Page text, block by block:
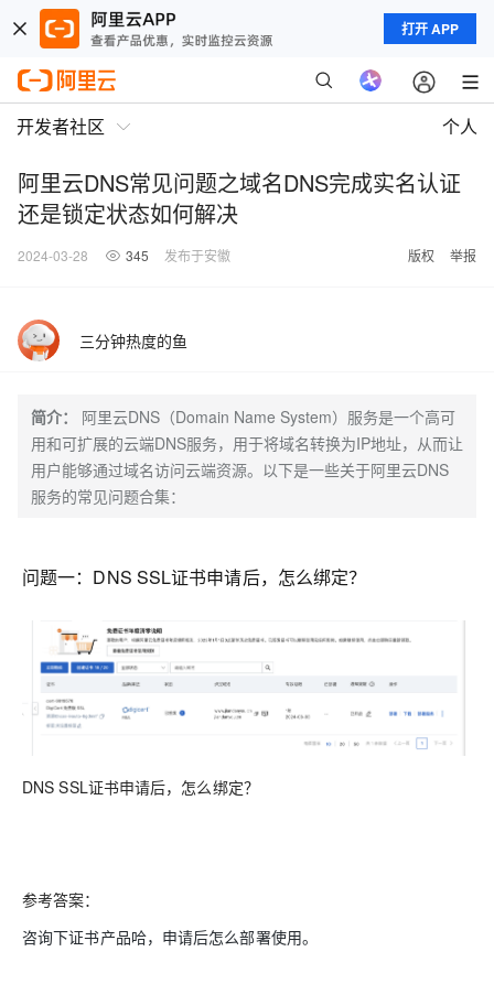
打开 APP
开发者社区 个人
阿里云DNS常见问题之域名DNS完成实名认证
还是锁定状态如何解决
2024-03-28 345 发布于安徽 版权 举报
三分钟热度的鱼
简介：
阿里云DNS（Domain Name System）服务是一个高可
用和可扩展的云端DNS服务，用于将域名转换为IP地址，从而让
用户能够通过域名访问云端资源。以下是一些关于阿里云DNS
服务的常见问题合集：
问题一：DNS SSL证书申请后，怎么绑定？
DNS SSL证书申请后，怎么绑定？
参考答案：
咨询下证书产品哈，申请后怎么部署使用。